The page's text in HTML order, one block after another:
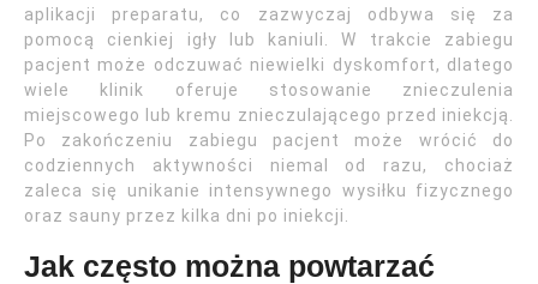
aplikacji preparatu, co zazwyczaj odbywa się za
pomocą cienkiej igły lub kaniuli. W trakcie zabiegu
pacjent może odczuwać niewielki dyskomfort, dlatego
wiele klinik oferuje stosowanie znieczulenia
miejscowego lub kremu znieczulającego przed iniekcją.
Po zakończeniu zabiegu pacjent może wrócić do
codziennych aktywności niemal od razu, chociaż
zaleca się unikanie intensywnego wysiłku fizycznego
oraz sauny przez kilka dni po iniekcji.
Jak często można powtarzać